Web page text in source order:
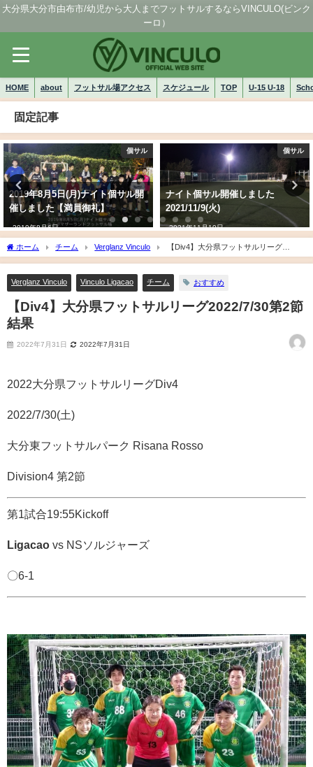
大分県大分市由布市/幼児から大人までフットサルするならVINCULO(ビンク
ーロ）
HOME about フットサル場アクセス スケジュール TOP U-15 U-18
固定記事
個サル
2019年8月5日(月)ナイト個サル開
催しました【満員御礼】
2019年8月6日
個サル
ナイト個サル開催しました
2021/11/9(火)
2021年11月10日
ホーム チーム Verglanz Vinculo
【Div4】大分県フットサルリーグ
2022/7/30第2節 結果
Verglanz Vinculo Vinculo Ligacao チーム おすすめ
【Div4】大分県フットサルリーグ2022/7/30第2節
結果
2022年7月31日 2022年7月31日
2022大分県フットサルリーグDiv4
2022/7/30(土)
大分東フットサルパーク Risana Rosso
Division4 第2節
第1試合19:55Kickoff
Ligacao vs NSソルジャーズ
〇6-1